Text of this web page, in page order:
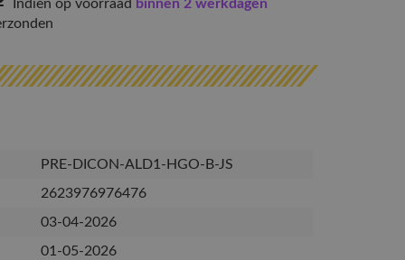
Indien op voorraad binnen 2 werkdagen
PRE-DICON-ALD1-HGO-B-JS
2623976976476
03-04-2026
01-05-2026